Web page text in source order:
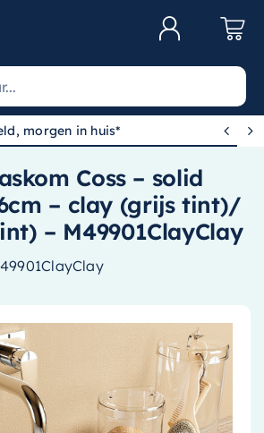
100,-
 
Coss – solid
– clay (grijs tint)/
– M49901ClayClay